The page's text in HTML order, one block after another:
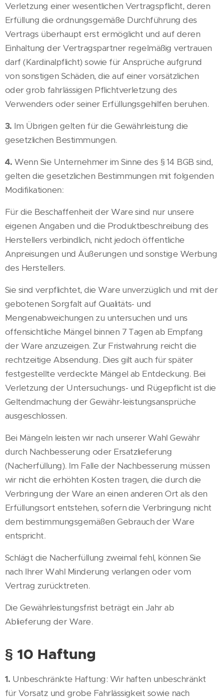
Verletzung einer wesentlichen Vertragspflicht, deren
Erfüllung die ordnungsgemäße Durchführung des
Vertrags überhaupt erst ermöglicht und auf deren
Einhaltung der Vertragspartner regelmäßig vertrauen
darf (Kardinalpflicht) sowie für Ansprüche aufgrund
von sonstigen Schäden, die auf einer vorsätzlichen
oder grob fahrlässigen Pflichtverletzung des
Verwenders oder seiner Erfüllungsgehilfen beruhen.
3. Im Übrigen gelten für die Gewährleistung die
gesetzlichen Bestimmungen.
4. Wenn Sie Unternehmer im Sinne des § 14 BGB sind,
gelten die gesetzlichen Bestimmungen mit folgenden
Modifikationen:
Für die Beschaffenheit der Ware sind nur unsere
eigenen Angaben und die Produktbeschreibung des
Herstellers verbindlich, nicht jedoch öffentliche
Anpreisungen und Äußerungen und sonstige Werbung
des Herstellers.
Sie sind verpflichtet, die Ware unverzüglich und mit der
gebotenen Sorgfalt auf Qualitäts- und
Mengenabweichungen zu untersuchen und uns
offensichtliche Mängel binnen 7 Tagen ab Empfang
der Ware anzuzeigen. Zur Fristwahrung reicht die
rechtzeitige Absendung. Dies gilt auch für später
festgestellte verdeckte Mängel ab Entdeckung. Bei
Verletzung der Untersuchungs- und Rügepflicht ist die
Geltendmachung der Gewähr-leistungsansprüche
ausgeschlossen.
Bei Mängeln leisten wir nach unserer Wahl Gewähr
durch Nachbesserung oder Ersatzlieferung
(Nacherfüllung). Im Falle der Nachbesserung müssen
wir nicht die erhöhten Kosten tragen, die durch die
Verbringung der Ware an einen anderen Ort als den
Erfüllungsort entstehen, sofern die Verbringung nicht
dem bestimmungsgemäßen Gebrauch der Ware
entspricht.
Schlägt die Nacherfüllung zweimal fehl, können Sie
nach Ihrer Wahl Minderung verlangen oder vom
Vertrag zurücktreten.
Die Gewährleistungsfrist beträgt ein Jahr ab
Ablieferung der Ware.
§ 10 Haftung
1. Unbeschränkte Haftung: Wir haften unbeschränkt
für Vorsatz und grobe Fahrlässigkeit sowie nach